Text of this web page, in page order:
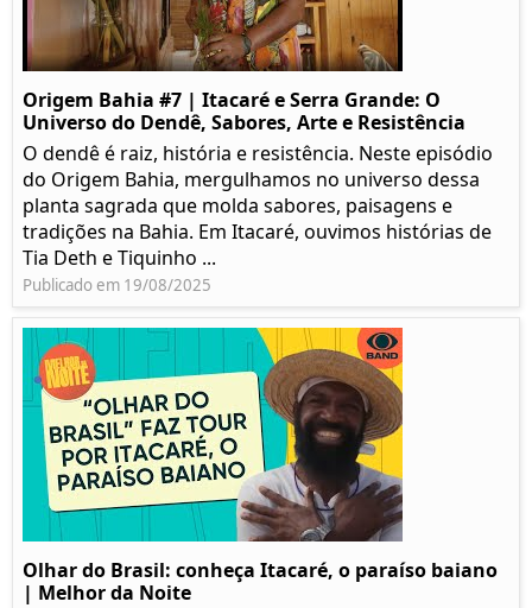
Origem Bahia #7 | Itacaré e Serra Grande: O
Universo do Dendê, Sabores, Arte e Resistência
O dendê é raiz, história e resistência. Neste episódio
do Origem Bahia, mergulhamos no universo dessa
planta sagrada que molda sabores, paisagens e
tradições na Bahia. Em Itacaré, ouvimos histórias de
Tia Deth e Tiquinho ...
Publicado em 19/08/2025
Olhar do Brasil: conheça Itacaré, o paraíso baiano
| Melhor da Noite